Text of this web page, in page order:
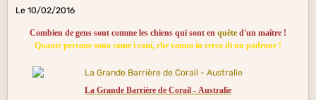
Le 10/02/2016
Combien de gens sont comme les chiens qui sont en quête d'un maître !
Quante persone sono come i cani, che vanno in cerca di un padrone !
La Grande Barrière de Corail - Australie